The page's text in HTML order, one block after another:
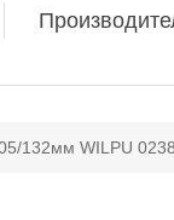
132мм WILPU